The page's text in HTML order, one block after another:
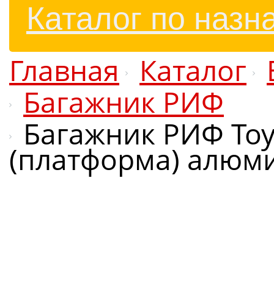
Каталог по
Главная Каталог
Багажник РИФ
Багажник РИФ
(платформа)